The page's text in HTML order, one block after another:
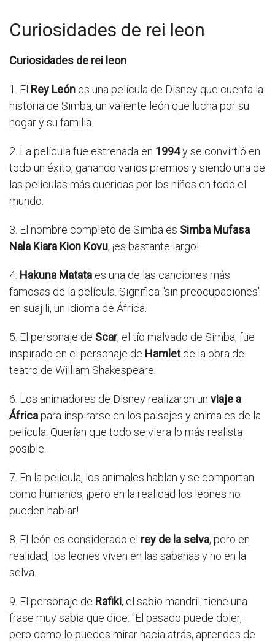
Curiosidades de rei leon
Curiosidades de rei leon
1. El Rey León es una película de Disney que cuenta la
historia de Simba, un valiente león que lucha por su
hogar y su familia.
2. La película fue estrenada en 1994y se convirtió en
todo un éxito, ganando varios premios y siendo una de
las películas más queridas por los niños en todo el
mundo.
3. El nombre completo de Simba es Simba Mufasa
Nala Kiara Kion Kovu, ¡es bastante largo!
4. Hakuna Matata es una de las canciones más
famosas de la película. Significa "sin preocupaciones"
en suajili, un idioma de África.
5. El personaje de Scar, el tío malvado de Simba, fue
inspirado en el personaje de Hamletde la obra de
teatro de William Shakespeare.
6. Los animadores de Disney realizaron un viaje a
Áfricapara inspirarse en los paisajes y animales de la
película. Querían que todo se viera lo más realista
posible.
7. En la película, los animales hablan y se comportan
como humanos, ¡pero en la realidad los leones no
pueden hablar!
8. El león es considerado el rey de la selva, pero en
realidad, los leones viven en las sabanas y no en la
selva.
9. El personaje de Rafiki, el sabio mandril, tiene una
frase muy sabia que dice: "El pasado puede doler,
pero como lo puedes mirar hacia atrás, aprendes de